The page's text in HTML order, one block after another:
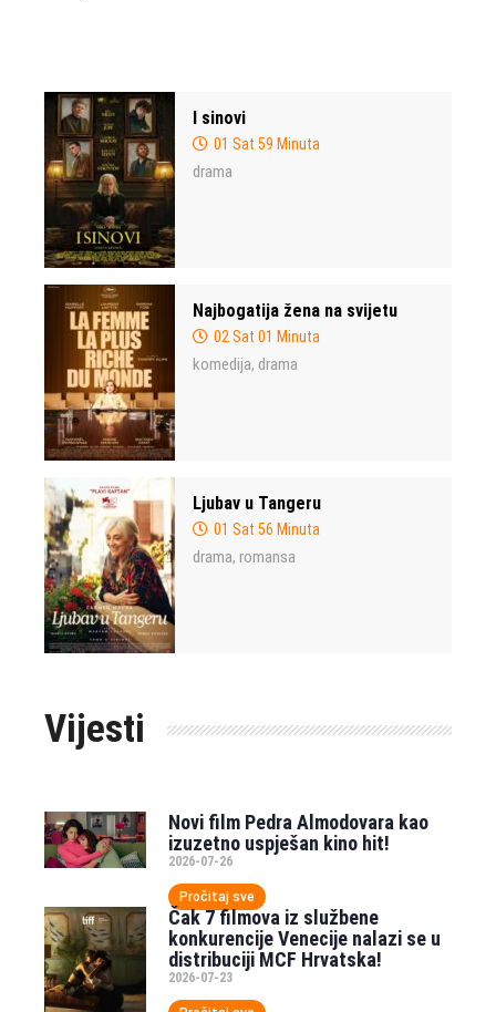
I sinovi
01 Sat 59 Minuta
drama
Najbogatija žena na svijetu
02 Sat 01 Minuta
komedija, drama
Ljubav u Tangeru
01 Sat 56 Minuta
drama, romansa
Vijesti
Novi film Pedra Almodovara kao
izuzetno uspješan kino hit!
2026-07-26
Pročitaj sve
Čak 7 filmova iz službene
konkurencije Venecije nalazi se u
distribuciji MCF Hrvatska!
2026-07-23